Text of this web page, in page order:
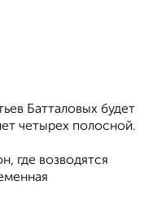
Батталовых будет
четырех полосной.
где возводятся